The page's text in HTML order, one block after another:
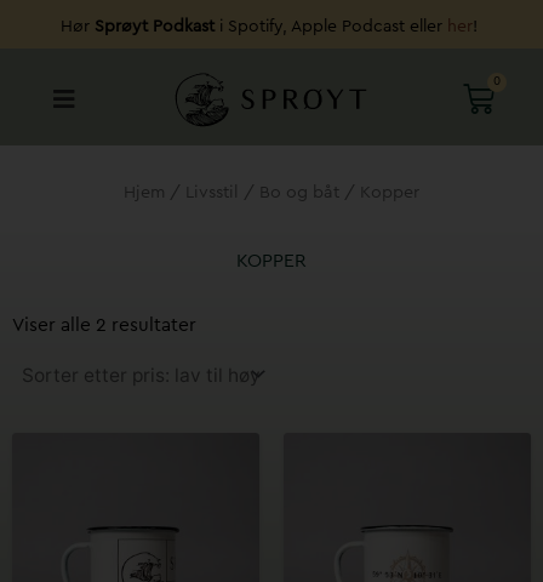
innholdet
Hør Sprøyt Podkast i Spotify, Apple Podcast eller her!
0
Hjem / Livsstil / Bo og båt / Kopper
KOPPER
Viser alle 2 resultater
til